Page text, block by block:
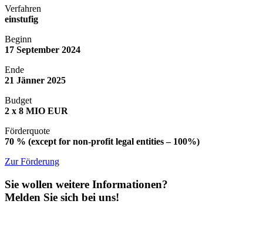
Verfahren
einstufig
Beginn
17 September 2024
Ende
21 Jänner 2025
Budget
2 x 8 MIO EUR
Förderquote
70 % (except for non-profit legal entities – 100%)
Zur Förderung
Sie wollen weitere Informationen?
Melden Sie sich bei uns!